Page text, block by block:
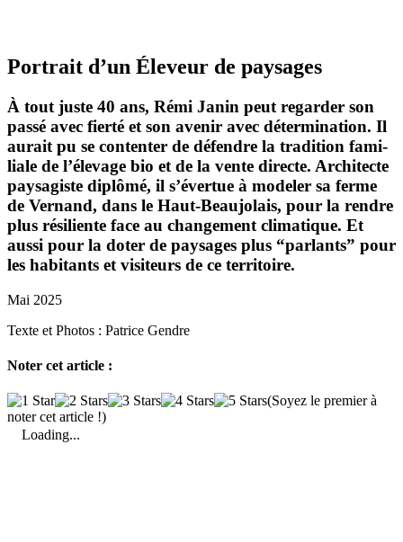
Portrait d’un Éleveur de paysages
À tout juste 40 ans, Rémi Janin peut regarder son
passé avec fierté et son avenir avec déter­mi­na­tion. Il
aurait pu se contenter de défendre la tradi­tion fami­
liale de l’élevage bio et de la vente directe. Archi­tecte
paysa­giste diplômé, il s’évertue à modeler sa ferme
de Vernand, dans le Haut-Beau­jo­lais, pour la rendre
plus rési­liente face au chan­ge­ment clima­tique. Et
aussi pour la doter de paysages plus “parlants” pour
les habi­tants et visi­teurs de ce terri­toire.
Mai 2025
Texte et Photos : Patrice Gendre
Noter cet article :
(Soyez le premier à
noter cet article !)
Loading...